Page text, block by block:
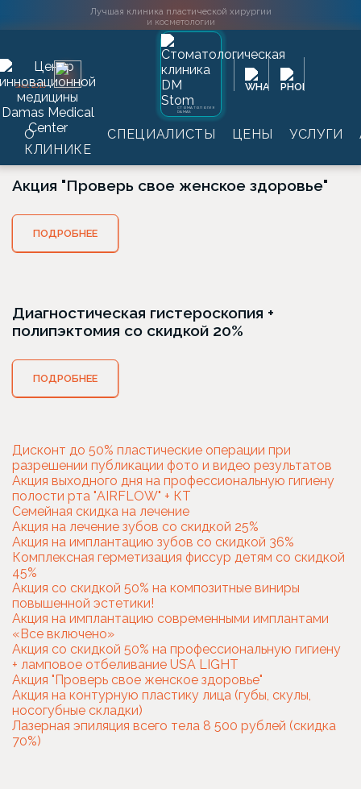
Лучшая клиника пластической хирургии
и косметологии
SINCE2016
СТОМАТОЛОГИЯ
DAMAS
О
КЛИНИКЕ
СПЕЦИАЛИСТЫ ЦЕНЫ УСЛУГИ
Главная →Акции Гинекология
Гинекология
Акция "Проверь свое женское здоровье"
ПОДРОБНЕЕ
Диагностическая гистероскопия +
полипэктомия со скидкой 20%
ПОДРОБНЕЕ
Дисконт до 50% пластические операции при
разрешении публикации фото и видео результатов
Акция выходного дня на профессиональную гигиену
полости рта "AIRFLOW" + КТ
Семейная скидка на лечение
Акция на лечение зубов со скидкой 25%
Акция на имплантацию зубов со скидкой 36%
Комплексная герметизация фиссур детям со скидкой
45%
Акция со скидкой 50% на композитные виниры
повышенной эстетики!
Акция на имплантацию современными имплантами
«Все включено»
Акция со скидкой 50% на профессиональную гигиену
+ ламповое отбеливание USA LIGHT
Акция "Проверь свое женское здоровье"
Акция на контурную пластику лица (губы, скулы,
носогубные складки)
Лазерная эпиляция всего тела 8 500 рублей (скидка
70%)